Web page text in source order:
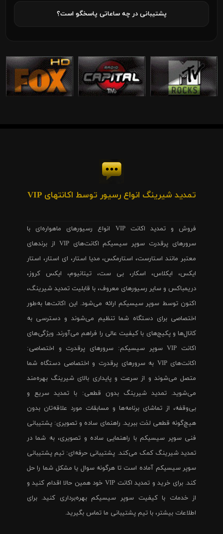
پشتیبانی در چه ساعاتی پاسخگو است؟
تمدید شیرینگ انواع رسیور توسط اکانتهای VIP
فروش و تمدید اکانت VIP انواع رسیورهای ماهواره‌ای با
سرورهای پرقدرت سوپر سیسیکم اکانت‌های VIP از برندهای
معتبر مانند استارست، استارمکس، مدیا استار، ای استار، استار
ایکس، ایکلاس، اسکار، بی ست، تیتانیوم، ایکس کروز،
دریمباکس و سایر رسیورهای معروف، با قابلیت تمدید شیرینگ،
اکنون توسط سوپر سیسیکم ارائه می‌شود. این اکانت‌ها به‌طور
اختصاصی برای دستگاه شما تنظیم می‌شوند و دسترسی به
کانال‌ها و پکیج‌های با کیفیت عالی را فراهم می‌آورند. ویژگی‌های
اکانت VIP سوپر سیسیکم: سرورهای پرقدرت و اختصاصی:
اکانت‌های VIP به سرورهای پرقدرت و اختصاصی دستگاه شما
متصل می‌شوند و از سرعت و پایداری بالای شیرینگ بهره‌مند
می‌شوید. تمدید شیرینگ بدون قطعی: با تمدید سریع و
بی‌وقفه، از تماشای برنامه‌ها و مسابقات مورد علاقه‌تان بدون
هیچ‌گونه قطعی لذت ببرید. راهنمای ساده و تصویری: پشتیبانی
فنی سوپر سیسیکم با راهنمایی ساده و تصویری، به شما در
تمدید شیرینگ کمک می‌کند. پشتیبانی حرفه‌ای: تیم پشتیبانی
سوپر سیسیکم آماده است تا هرگونه سوال یا مشکل شما را حل
کند. برای خرید و تمدید اکانت VIP خود همین حالا اقدام کنید و
از خدمات با کیفیت سوپر سیسیکم بهره‌برداری کنید. برای
اطلاعات بیشتر، با تیم پشتیبانی ما تماس بگیرید.